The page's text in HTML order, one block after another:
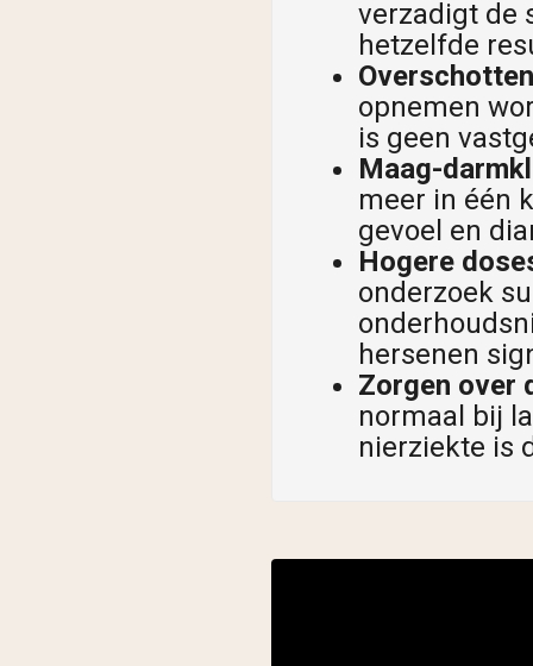
verzadigt de
hetzelfde
opnemen
is geen
Maag-
meer in één
gevoel en
Hogere
onderzoek
hersenen
Zorgen over
normaal bij
nierziekte is